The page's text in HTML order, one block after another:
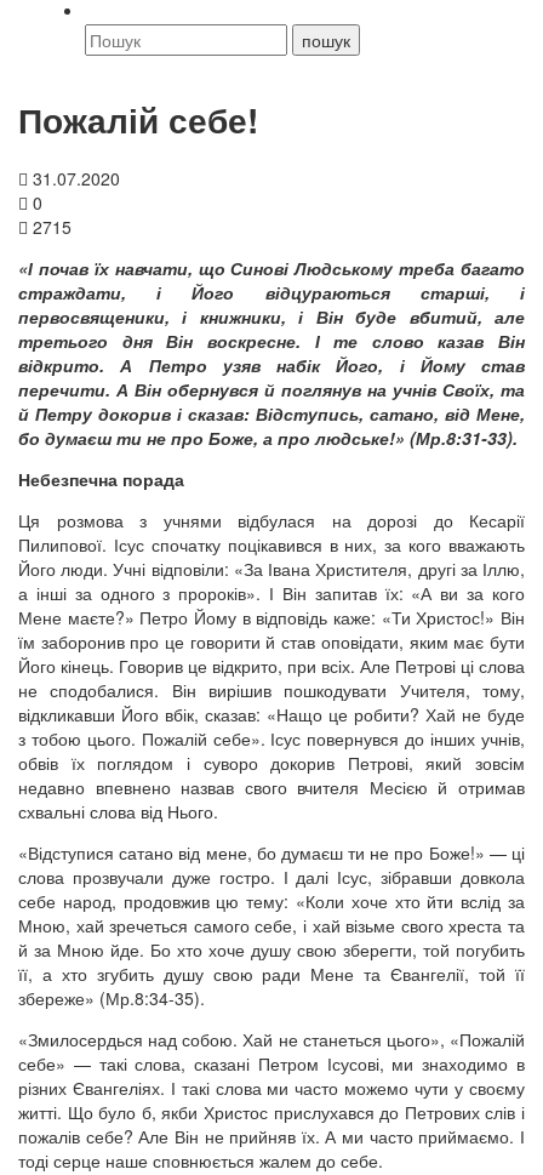
Пожалій себе!
31.07.2020
0
2715
«І почав їх навчати, що Синові Людському треба багато
страждати, і Його відцураються старші, і
первосвященики, і книжники, і Він буде вбитий, але
третього дня Він воскресне. І те слово казав Він
відкрито. А Петро узяв набік Його, і Йому став
перечити. А Він обернувся й поглянув на учнів Своїх, та
й Петру докорив і сказав: Відступись, сатано, від Мене,
бо думаєш ти не про Боже, а про людське!» (Мр.8:31-33).
Небезпечна порада
Ця розмова з учнями відбулася на дорозі до Кесарії
Пилипової. Ісус спочатку поцікавився в них, за кого вважають
Його люди. Учні відповіли: «За Івана Христителя, другі за Іллю,
а інші за одного з пророків». І Він запитав їх: «А ви за кого
Мене маєте?» Петро Йому в відповідь каже: «Ти Христос!» Він
їм заборонив про це говорити й став оповідати, яким має бути
Його кінець. Говорив це відкрито, при всіх. Але Петрові ці слова
не сподобалися. Він вирішив пошкодувати Учителя, тому,
відкликавши Його вбік, сказав: «Нащо це робити? Хай не буде
з тобою цього. Пожалій себе». Ісус повернувся до інших учнів,
обвів їх поглядом і суворо докорив Петрові, який зовсім
недавно впевнено назвав свого вчителя Месією й отримав
схвальні слова від Нього.
«Відступися сатано від мене, бо думаєш ти не про Боже!» — ці
слова прозвучали дуже гостро. І далі Ісус, зібравши довкола
себе народ, продовжив цю тему: «Коли хоче хто йти вслід за
Мною, хай зречеться самого себе, і хай візьме свого хреста та
й за Мною йде. Бо хто хоче душу свою зберегти, той погубить
її, а хто згубить душу свою ради Мене та Євангелії, той її
збереже» (Мр.8:34-35).
«Змилосердься над собою. Хай не станеться цього», «Пожалій
себе» — такі слова, сказані Петром Ісусові, ми знаходимо в
різних Євангеліях. І такі слова ми часто можемо чути у своєму
житті. Що було б, якби Христос прислухався до Петрових слів і
пожалів себе? Але Він не прийняв їх. А ми часто приймаємо. І
тоді серце наше сповнюється жалем до себе.